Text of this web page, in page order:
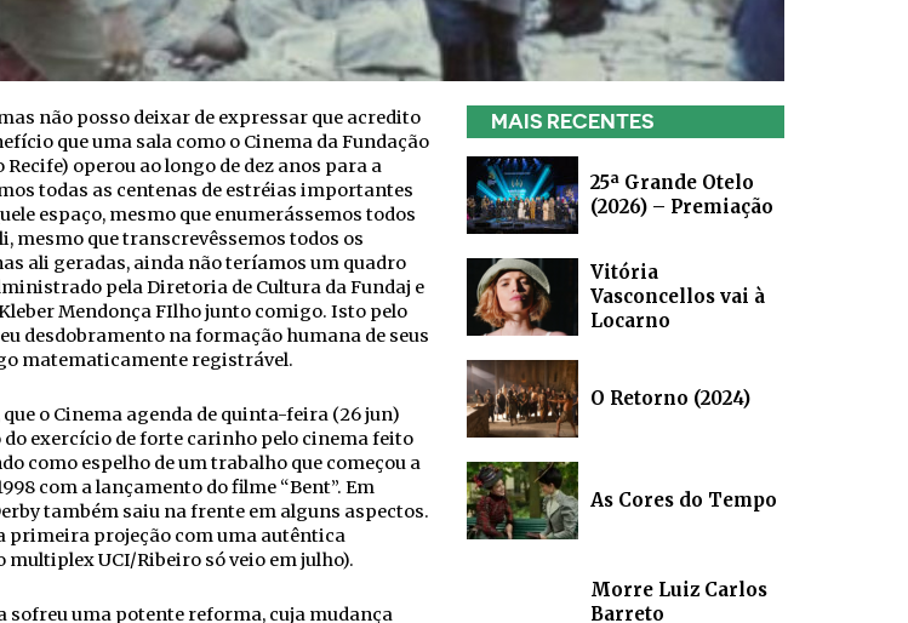
não posso deixar de expressar que acredito
que uma sala como o Cinema da Fundação
operou ao longo de dez anos para a
todas as centenas de estréias importantes
espaço, mesmo que enumerássemos todos
mesmo que transcrevêssemos todos os
ali geradas, ainda não teríamos um quadro
pela Diretoria de Cultura da Fundaj e
Mendonça FIlho junto comigo. Isto pelo
desdobramento na formação humana de seus
matematicamente registrável.
o Cinema agenda de quinta-feira (26 jun)
do exercício de forte carinho pelo cinema feito
como espelho de um trabalho que começou a
com a lançamento do filme “Bent”. Em
também saiu na frente em alguns aspectos.
primeira projeção com uma autêntica
multiplex UCI/Ribeiro só veio em julho).
sofreu uma potente reforma, cuja mudança
MAIS RECENTES
25ª Grande Otelo
(2026) – Premiação
Vitória
Vasconcellos vai à
Locarno
O Retorno (2024)
As Cores do Tempo
Morre Luiz Carlos
Barreto